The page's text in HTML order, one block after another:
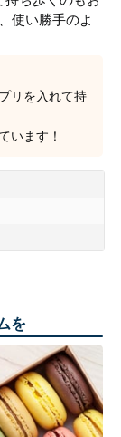
使い勝手のよ
リを入れて持
います！
を